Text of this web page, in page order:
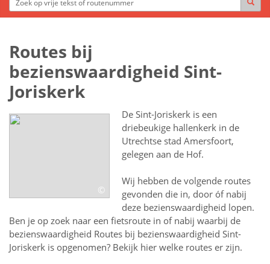
Routes bij
bezienswaardigheid Sint-
Joriskerk
©
De Sint-Joriskerk is een
driebeukige hallenkerk in de
Utrechtse stad Amersfoort,
gelegen aan de Hof.
Wij hebben de volgende routes
gevonden die in, door óf nabij
deze bezienswaardigheid lopen.
Ben je op zoek naar een fietsroute in of nabij waarbij de
bezienswaardigheid Routes bij bezienswaardigheid Sint-
Joriskerk is opgenomen? Bekijk hier welke routes er zijn.